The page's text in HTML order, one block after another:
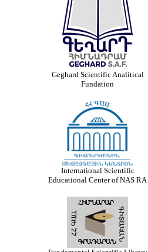
Geghard Scientific Analitical
Fundation
International Scientific
Educational Center of NAS RA